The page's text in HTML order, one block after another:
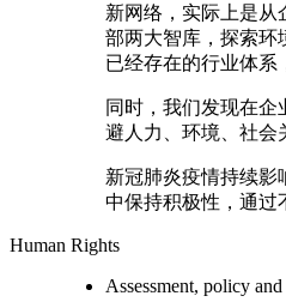
新网络，实际上是从
部两大智库，探索环
已经存在的行业体系
同时，我们发现在
避人力、环境、社会
新冠肺炎疫情持续影
中保持积极性，通过
Human Rights
Assessment, policy